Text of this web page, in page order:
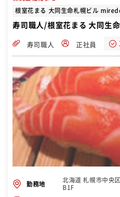
根室花まる 大同生命札幌ビル
寿司職人/根室花まる 大同生
寿司職人 正社員
勤務地
北海道 札幌市中央
B1F